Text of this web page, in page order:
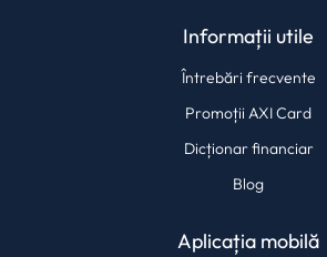
Informații utile
Întrebări frecvente
Promoții AXI Card
Dicționar financiar
Blog
Aplicația mobilă